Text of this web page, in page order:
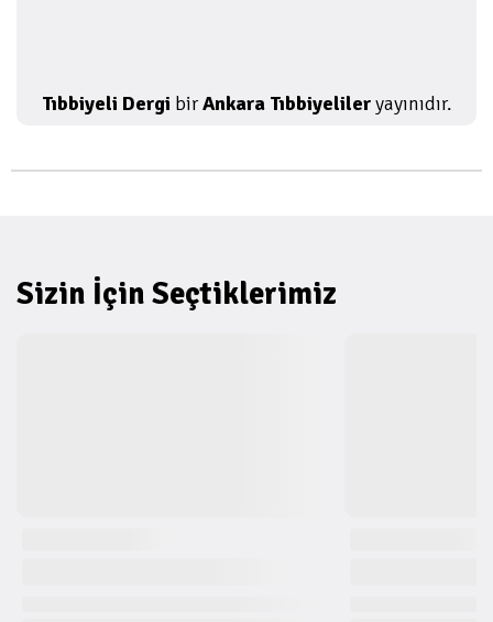
Tıbbiyeli Dergi birAnkara Tıbbiyelileryayınıdır.
Sizin İçin Seçtiklerimiz